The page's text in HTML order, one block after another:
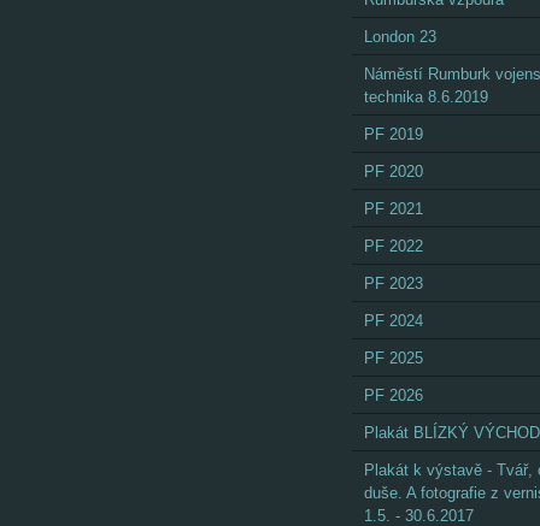
London 23
Náměstí Rumburk
technika 8.6.2019
PF 2019
PF 2020
PF 2021
PF 2022
PF 2023
PF 2024
PF 2025
PF 2026
Plakát BLÍZKÝ
Plakát k výstavě - Tvář,
duše. A fotografie z
1.5. - 30.6.2017